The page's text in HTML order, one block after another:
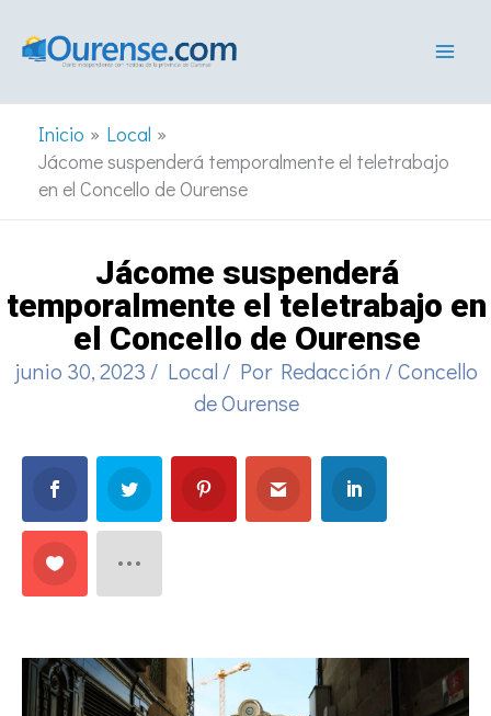
Inicio
Local
Jácome suspenderá temporalmente el teletrabajo
en el Concello de Ourense
Jácome suspenderá
temporalmente el teletrabajo en
el Concello de Ourense
junio 30, 2023 / Local / Por Redacción /Concello
de Ourense